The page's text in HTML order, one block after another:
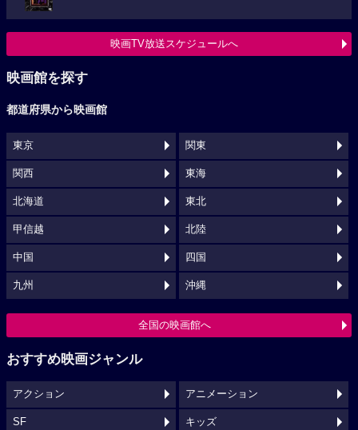
映画TV放送スケジュールへ
映画館を探す
都道府県から映画館
東京 関東
関西 東海
北海道 東北
甲信越 北陸
中国 四国
九州 沖縄
全国の映画館へ
おすすめ映画ジャンル
アクション アニメーション
SF キッズ